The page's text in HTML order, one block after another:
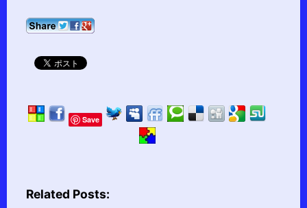
Save
Related Posts: